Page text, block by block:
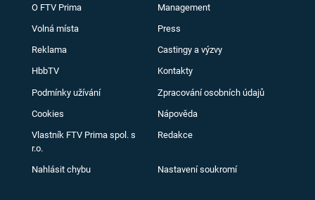
O FTV Prima Management
Volná místa Press
Reklama Castingy a výzvy
HbbTV Kontakty
Podmínky užívání Zpracování osobních údajů
Cookies Nápověda
Vlastník FTV Prima spol. s
r.o.
Redakce
Nahlásit chybu Nastavení soukromí